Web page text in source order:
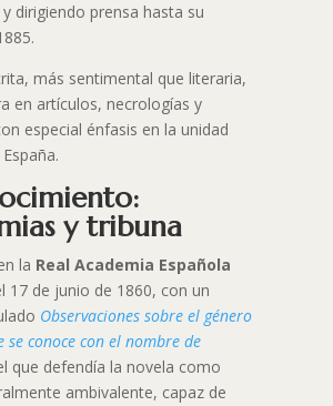
dirigiendo prensa hasta su
más sentimental que literaria,
en artículos, necrologías y
especial énfasis en la unidad
y tribuna
la Real Academia Española
17 de junio de 1860, con un
Observaciones sobre el género
conoce con el nombre de
que defendía la novela como
ambivalente, capaz de